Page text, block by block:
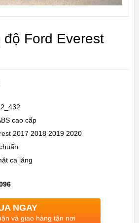
độ Ford Everest
cao cấp
2017 2018 2019 2020
ca lăng
NGAY
và giao hàng tận nơi